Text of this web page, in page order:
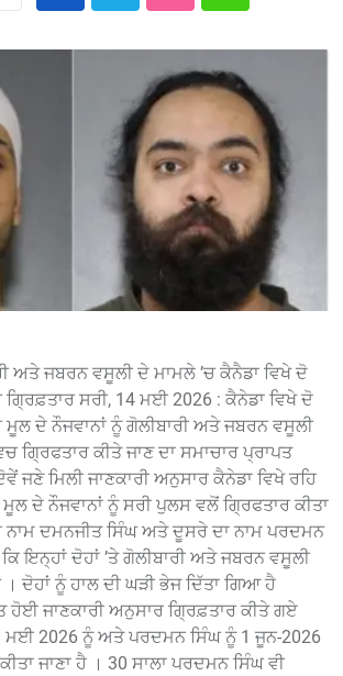
ਅਤੇ ਜਬਰਨ ਵਸੂਲੀ ਦੇ ਮਾਮਲੇ ’ਚ ਕੈਨੈਡਾ ਵਿਖੇ ਦੋ
ਗ੍ਰਿਫ਼ਤਾਰ ਸਰੀ, 14 ਮਈ 2026 : ਕੈਨੇਡਾ ਵਿਖੇ ਦੋ
ਮੂਲ ਦੇ ਨੌਜਵਾਨਾਂ ਨੂੰ ਗੋਲੀਬਾਰੀ ਅਤੇ ਜਬਰਨ ਵਸੂਲੀ
ਗ੍ਰਿਫਤਾਰ ਕੀਤੇ ਜਾਣ ਦਾ ਸਮਾਚਾਰ ਪ੍ਰਾਪਤ
ਮਿਲੀ ਜਾਣਕਾਰੀ ਅਨੁਸਾਰ ਕੈਨੇਡਾ ਵਿਖੇ ਰਹਿ
ਮੂਲ ਦੇ ਨੌਜਵਾਨਾਂ ਨੂੰ ਸਰੀ ਪੁਲਸ ਵਲੋਂ ਗ੍ਰਿਫਤਾਰ ਕੀਤਾ
ਦਮਨਜੀਤ ਸਿੰਘ ਅਤੇ ਦੂਸਰੇ ਦਾ ਨਾਮ ਪਰਦਮਨ
ਇਨ੍ਹਾਂ ਦੋਹਾਂ ’ਤੇ ਗੋਲੀਬਾਰੀ ਅਤੇ ਜਬਰਨ ਵਸੂਲੀ
ਦੋਹਾਂ ਨੂੰ ਹਾਲ ਦੀ ਘੜੀ ਭੇਜ ਦਿੱਤਾ ਗਿਆ ਹੈ
ਹੋਈ ਜਾਣਕਾਰੀ ਅਨੁਸਾਰ ਗ੍ਰਿਫ਼ਤਾਰ ਕੀਤੇ ਗਏ
ਮਈ 2026 ਨੂੰ ਅਤੇ ਪਰਦਮਨ ਸਿੰਘ ਨੂੰ 1 ਜੂਨ-2026
ਜਾਣਾ ਹੈ । 30 ਸਾਲਾ ਪਰਦਮਨ ਸਿੰਘ ਵੀ